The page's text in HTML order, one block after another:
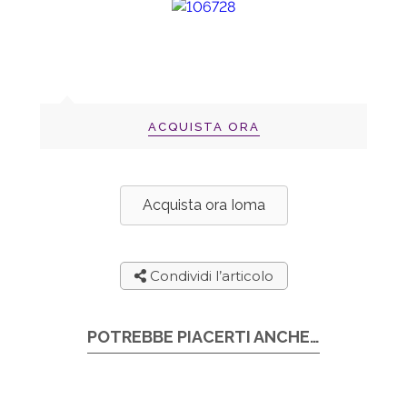
ACQUISTA ORA
Acquista ora Ioma
Condividi l’articolo
POTREBBE PIACERTI ANCHE…